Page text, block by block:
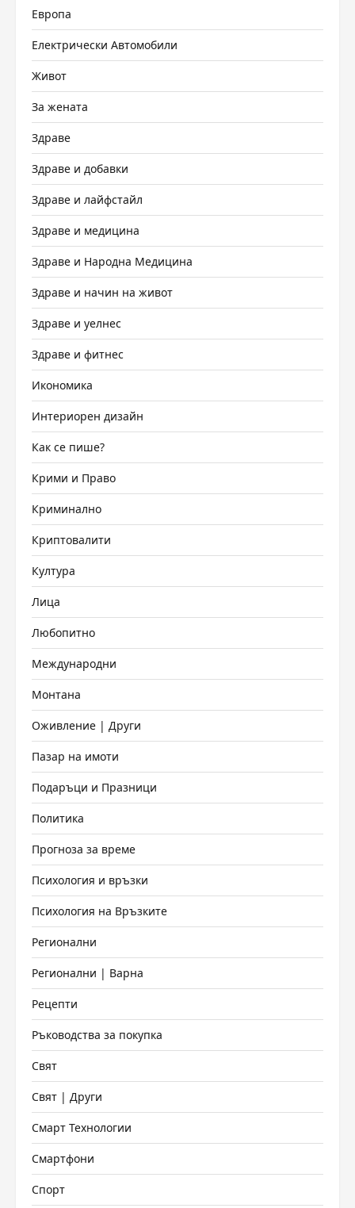
Европа
Електрически Автомобили
Живот
За жената
Здраве
Здраве и добавки
Здраве и лайфстайл
Здраве и медицина
Здраве и Народна Медицина
Здраве и начин на живот
Здраве и уелнес
Здраве и фитнес
Икономика
Интериорен дизайн
Как се пише?
Крими и Право
Криминално
Криптовалити
Култура
Лица
Любопитно
Международни
Монтана
Оживление | Други
Пазар на имоти
Подаръци и Празници
Политика
Прогноза за време
Психология и връзки
Психология на Връзките
Регионални
Регионални | Варна
Рецепти
Ръководства за покупка
Свят
Свят | Други
Смарт Технологии
Смартфони
Спорт